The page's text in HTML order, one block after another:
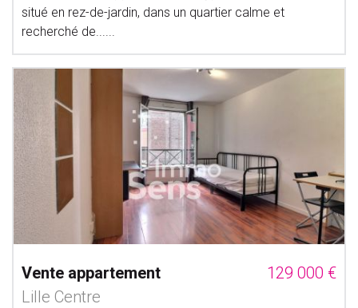
situé en rez-de-jardin, dans un quartier calme et
recherché de......
Vente appartement
129 000 €
Lille Centre